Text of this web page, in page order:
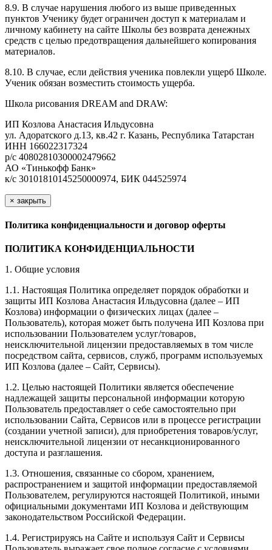
8.9. В случае нарушения любого из выше приведенных
пунктов Ученику будет ограничен доступ к материалам и
личному кабинету на сайте Школы без возврата денежных
средств с целью предотвращения дальнейшего копирования
материалов.
8.10. В случае, если действия ученика повлекли ущерб Школе.
Ученик обязан возместить стоимость ущерба.
Школа рисования DREAM and DRAW:
ИП Козлова Анастасия Ильдусовна
ул. Адоратского д.13, кв.42 г. Казань, Республика Татарстан
ИНН 166022317324
р/с 40802810300002479662
АО «Тинькофф Банк»
к/с 30101810145250000974, БИК 044525974
× закрыть
Политика конфиденциальности и договор оферты
ПОЛИТИКА КОНФИДЕНЦИАЛЬНОСТИ
1. Общие условия
1.1. Настоящая Политика определяет порядок обработки и
защиты ИП Козлова Анастасия Ильдусовна (далее – ИП
Козлова) информации о физических лицах (далее –
Пользователь), которая может быть получена ИП Козлова при
использовании Пользователем услуг/товаров,
неисключительной лицензии предоставляемых в том числе
посредством сайта, сервисов, служб, программ используемых
ИП Козлова (далее – Сайт, Сервисы).
1.2. Целью настоящей Политики является обеспечение
надлежащей защиты персональной информации которую
Пользователь предоставляет о себе самостоятельно при
использовании Сайта, Сервисов или в процессе регистрации
(создании учетной записи), для приобретения товаров/услуг,
неисключительной лицензии от несанкционированного
доступа и разглашения.
1.3. Отношения, связанные со сбором, хранением,
распространением и защитой информации предоставляемой
Пользователем, регулируются настоящей Политикой, иными
официальными документами ИП Козловa и действующим
законодательством Российской Федерации.
1.4. Регистрируясь на Сайте и используя Сайт и Сервисы